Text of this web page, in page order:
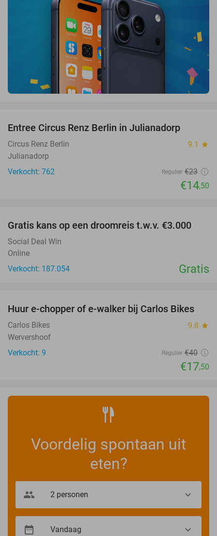
Entree Circus Renz Berlin in Julianadorp
Circus Renz Berlin 9.1 star
Julianadorp
Verkocht: 762
Regulier €23
€14,50
Gratis kans op een droomreis t.w.v. €3.000
Social Deal Win
Online
Verkocht: 187.054
Gratis
56%
TODAY
Huur e-chopper of e-walker bij Carlos Bikes
Carlos Bikes 9.8 star
Wervershoof
Verkocht: 9
Regulier €40
€17,50
Voordelig spontaan uit
eten?